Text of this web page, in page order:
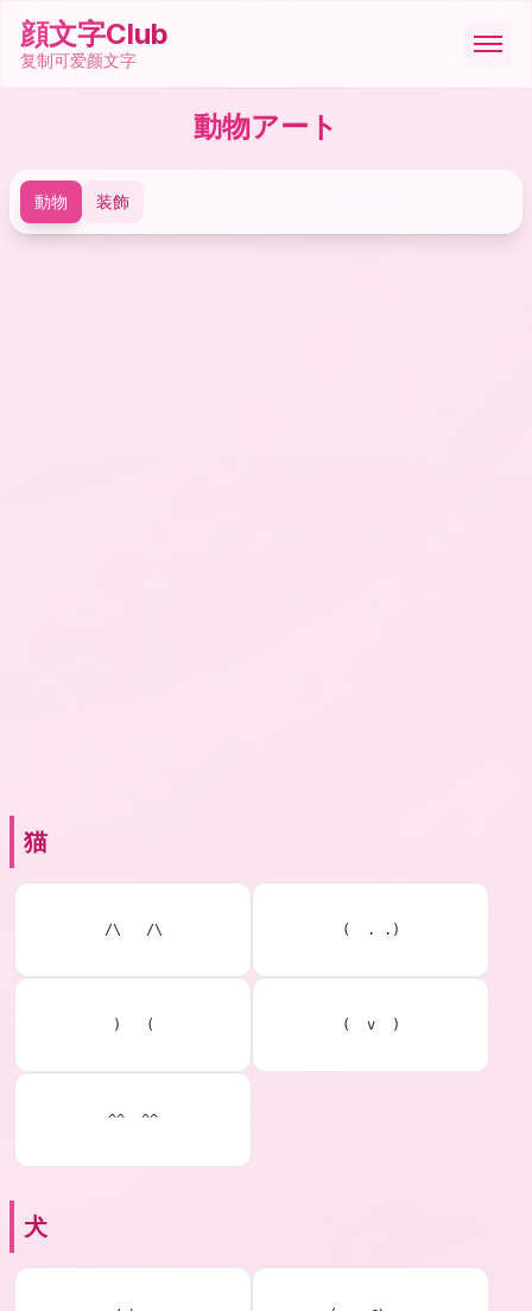
顔文字Club
复制可爱颜文字
顔文字
動物アート
動物 装飾
猫
/\   /\ (  . .)
)   ( (  v  )
^^  ^^
犬